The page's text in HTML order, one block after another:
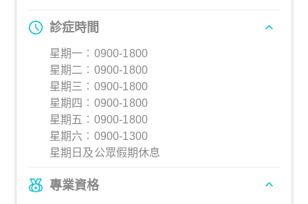
診症時間
星期一︰0900-1800
星期二︰0900-1800
星期三︰0900-1800
星期四︰0900-1800
星期五︰0900-1800
星期六︰0900-1300
星期日及公眾假期休息
專業資格